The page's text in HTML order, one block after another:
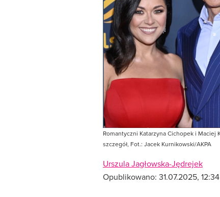
Romantyczni Katarzyna Cichopek i
szczegół, Fot.: Jacek Kurnikowski/AKPA
Urszula Jagłowska-Jędrejek
Opublikowano: 31.07.2025, 12:34